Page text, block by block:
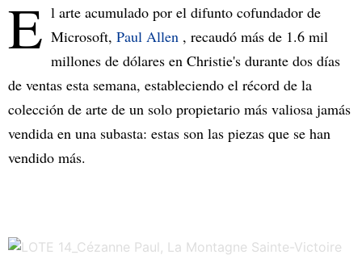
E l arte acumulado por el difunto cofundador de
Microsoft, Paul Allen , recaudó más de 1.6 mil
millones de dólares en Christie's durante dos días
de ventas esta semana, estableciendo el récord de la
colección de arte de un solo propietario más valiosa jamás
vendida en una subasta: estas son las piezas que se han
vendido más.